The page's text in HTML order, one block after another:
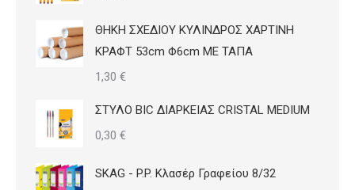
ΘΗΚΗ ΣΧΕΔΙΟΥ ΚΥΛΙΝΔΡΟΣ ΧΑΡΤΙΝΗ
ΚΡΑΦΤ 53cm Φ6cm ΜΕ ΤΑΠΑ
1,30 €
ΣΤΥΛΟ BIC ΔΙΑΡΚΕΙΑΣ CRISTAL MEDIUM
0,30 €
SKAG - P.P. Κλασέρ Γραφείου 8/32